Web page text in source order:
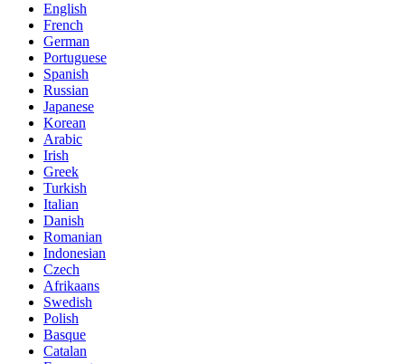
English
French
German
Portuguese
Spanish
Russian
Japanese
Korean
Arabic
Irish
Greek
Turkish
Italian
Danish
Romanian
Indonesian
Czech
Afrikaans
Swedish
Polish
Basque
Catalan